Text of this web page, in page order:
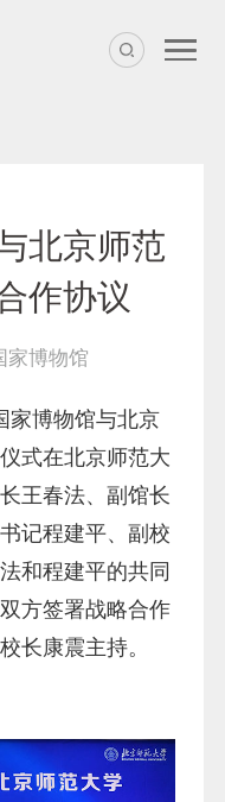
北京师范
作协议
家博物馆
家博物馆与北京
式在北京师范大
王春法、副馆长
记程建平、副校
和程建平的共同
方签署战略合作
长康震主持。